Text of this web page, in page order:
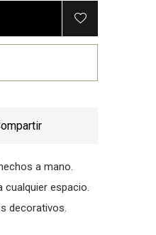
a mano.
cualquier espacio.
decorativos.